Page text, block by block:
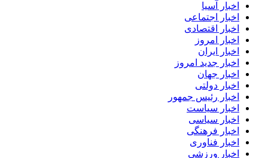
اخبار آسیا
اخبار اجتماعی
اخبار اقتصادی
اخبار امروز
اخبار ایران
اخبار جدید امروز
اخبار جهان
اخبار دولتی
اخبار رئیس جمهور
اخبار سیاست
اخبار سیاسی
اخبار فرهنگی
اخبار فناوری
اخبار ورزشی